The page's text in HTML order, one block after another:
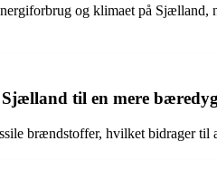
og klimaet på
til en mere
brændstoffer, hvilket bidrager